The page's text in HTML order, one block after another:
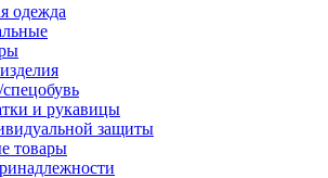
одежда
и рукавицы
защиты
товары